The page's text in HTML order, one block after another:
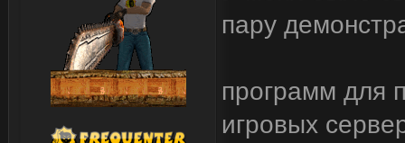
пару
программ для
игровых